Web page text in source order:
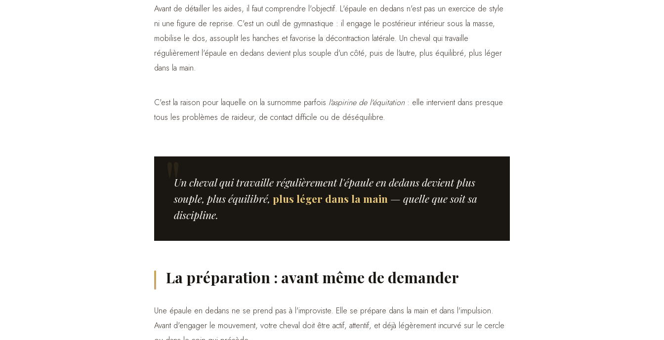
Avant de détailler les aides, il faut comprendre l'objectif. L'épaule en dedans n'est pas un exercice de style
ni une figure de reprise. C'est un outil de gymnastique : il engage le postérieur intérieur sous la masse,
mobilise le dos, assouplit les hanches et favorise la décontraction latérale. Un cheval qui travaille
régulièrement l'épaule en dedans devient plus souple d'un côté, puis de l'autre, plus équilibré, plus léger
dans la main.
C'est la raison pour laquelle on la surnomme parfois l'aspirine de l'équitation : elle intervient dans presque
tous les problèmes de raideur, de contact difficile ou de déséquilibre.
Un cheval qui travaille régulièrement l'épaule en dedans devient plus
souple, plus équilibré, plus léger dans la main — quelle que soit sa
discipline.
La préparation : avant même de demander
Une épaule en dedans ne se prend pas à l'improviste. Elle se prépare dans la main et dans l'impulsion.
Avant d'engager le mouvement, votre cheval doit être actif, attentif, et déjà légèrement incurvé sur le cercle